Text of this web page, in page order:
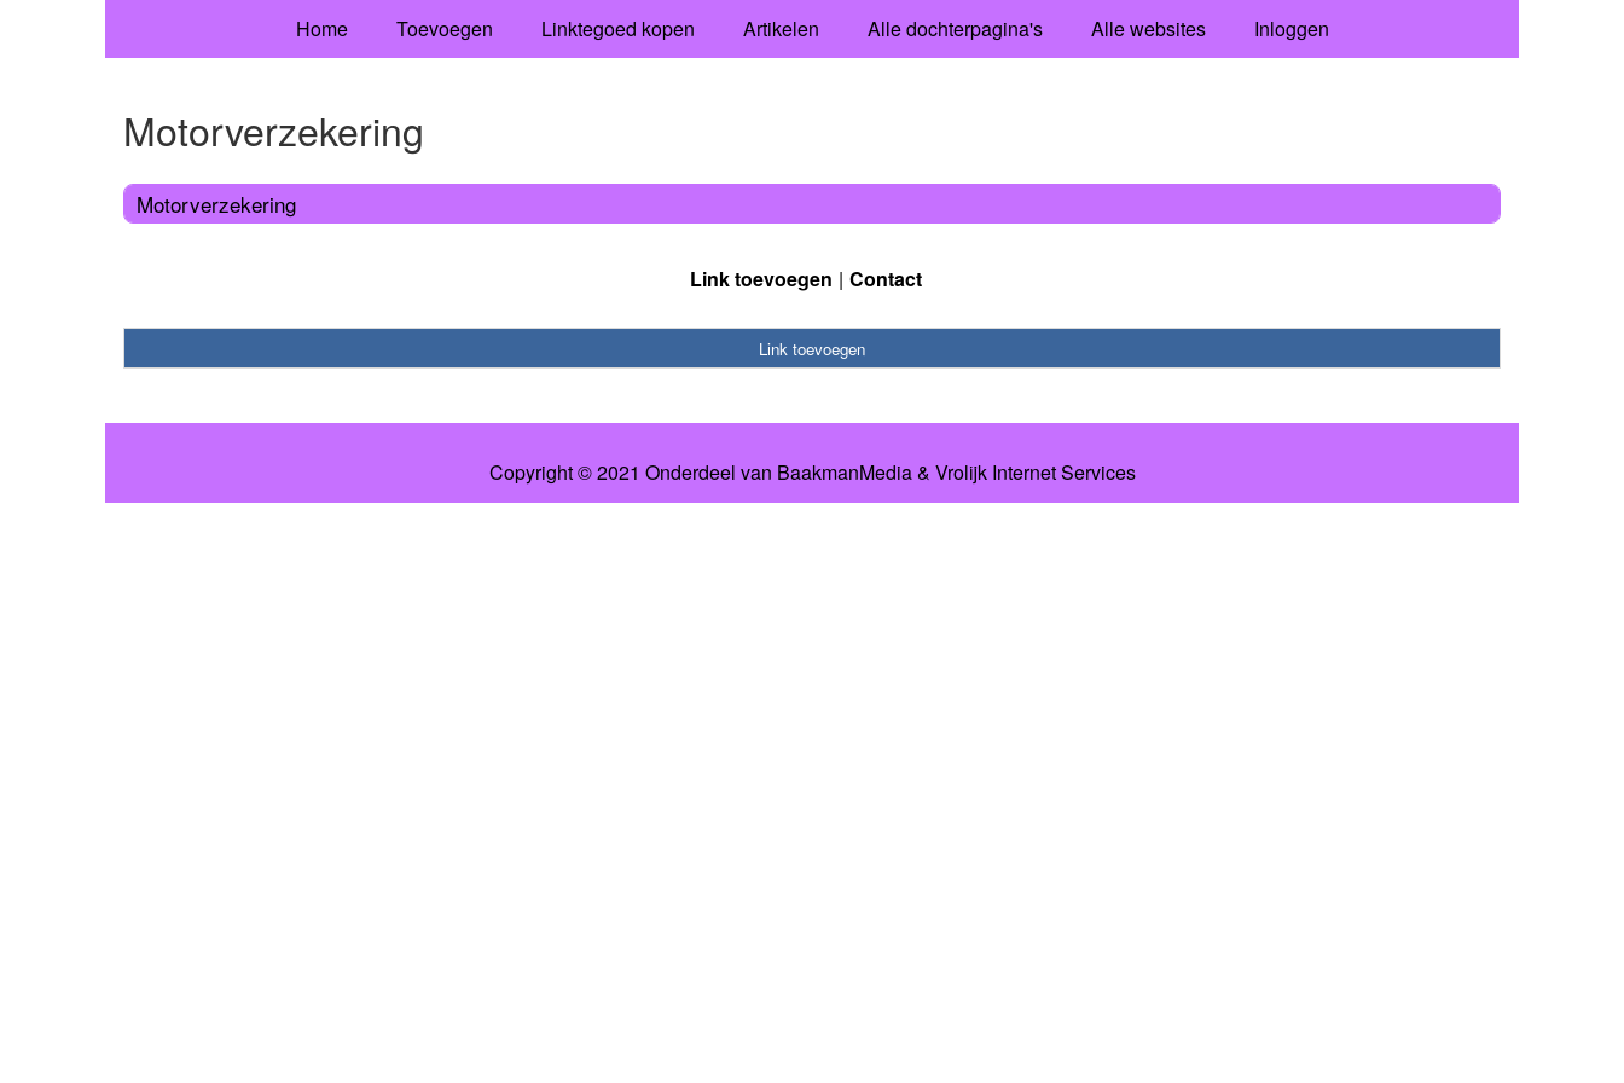
Home Toevoegen Linktegoed kopen Artikelen Alle dochterpagina's Alle websites Inloggen
Motorverzekering
Motorverzekering
Link toevoegen Contact
Link toevoegen
Copyright © 2021 Onderdeel van BaakmanMedia& Vrolijk Internet Services